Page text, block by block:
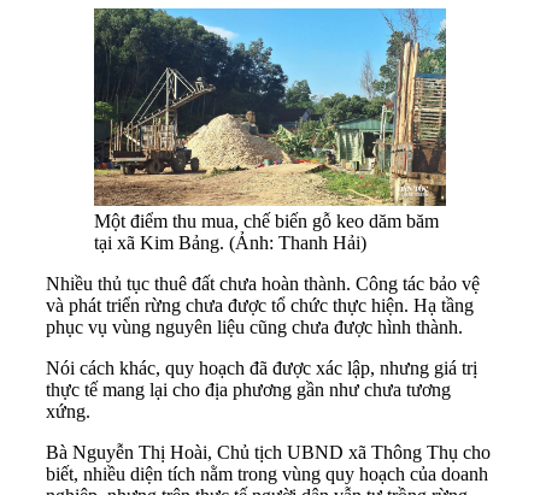
Một điểm thu mua, chế biến gỗ keo dăm băm
tại xã Kim Bảng. (Ảnh: Thanh Hải)
Nhiều thủ tục thuê đất chưa hoàn thành. Công tác bảo vệ
và phát triển rừng chưa được tổ chức thực hiện. Hạ tầng
phục vụ vùng nguyên liệu cũng chưa được hình thành.
Nói cách khác, quy hoạch đã được xác lập, nhưng giá trị
thực tế mang lại cho địa phương gần như chưa tương
xứng.
Bà Nguyễn Thị Hoài, Chủ tịch UBND xã Thông Thụ cho
biết, nhiều diện tích nằm trong vùng quy hoạch của doanh